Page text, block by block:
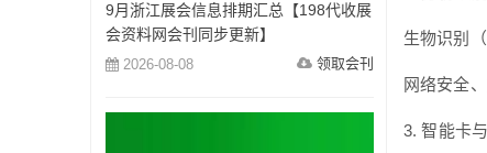
生物识别
网络安全
3. 智能卡
9月浙江展会信息排期汇总【198代收展
会资料网会刊同步更新】
2026-08-08 领取会刊